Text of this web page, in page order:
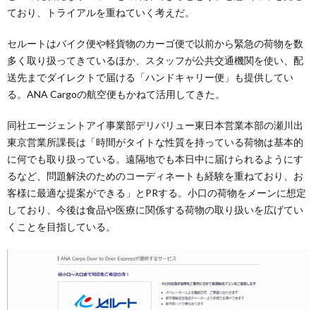
ており、トライアルを重ねていく考えだ。
セルートはバイク便や軽貨物のカーゴ便で以前から緊急の荷物を数
多く取り扱ってきているほか、スタッフが公共交通機関を使い、配
送先までダイレクトで届ける「ハンドキャリー便」も提供してい
る。ANA Cargoの航空便もかねて活用してきた。
同社エージェントアイ事業部デリバリュー東日本営業本部の瀬川出
東京営業所課長は「時間がタイトな性質を持っている荷物は基本的
に何でも取り扱っている。遠隔地でも本日中に届けられるようにす
るなど、問題解決のためのコーディネートも経験を重ねており、お
客様に最適な提案ができる」とPRする。小口の荷物をメーンに想定
しており、今後は食品や医療に関係する荷物の取り扱いを広げてい
くことを目指している。